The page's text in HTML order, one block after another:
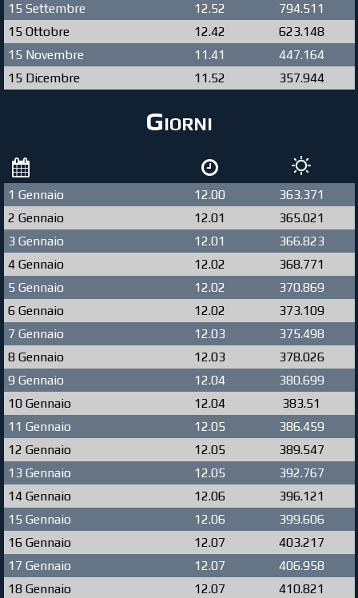
15 Settembre
12.52
794.511
15 Ottobre
12.42
623.148
15 Novembre
11.41
447.164
15 Dicembre
11.52 357.944
Giorni
1 Gennaio 12.00
363.371
2 Gennaio
12.01
365.021
3 Gennaio
12.01
366.823
4 Gennaio
12.02
368.771
5 Gennaio
12.02
370.869
6 Gennaio
12.02
373.109
7 Gennaio
12.03
375.498
8 Gennaio
12.03
378.026
9 Gennaio
12.04
380.699
10 Gennaio
12.04
383.51
11 Gennaio
12.05
386.459
12 Gennaio
12.05
389.547
13 Gennaio
12.05
392.767
14 Gennaio
12.06
396.121
15 Gennaio
12.06
399.606
16 Gennaio
12.07
403.217
17 Gennaio
12.07
406.958
18 Gennaio
12.07
410.821